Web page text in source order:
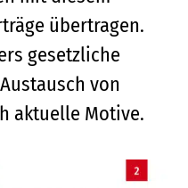
übertragen.
gesetzliche
von
aktuelle Motive.